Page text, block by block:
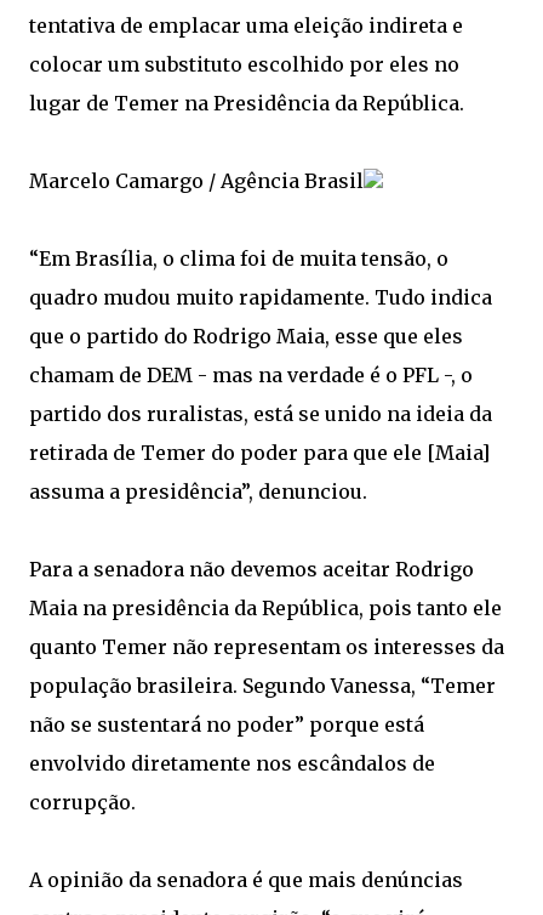
tentativa de emplacar uma eleição indireta e
colocar um substituto escolhido por eles no
lugar de Temer na Presidência da República.
Marcelo Camargo / Agência Brasil
“Em Brasília, o clima foi de muita tensão, o
quadro mudou muito rapidamente. Tudo indica
que o partido do Rodrigo Maia, esse que eles
chamam de DEM - mas na verdade é o PFL -, o
partido dos ruralistas, está se unido na ideia da
retirada de Temer do poder para que ele [Maia]
assuma a presidência”, denunciou.
Para a senadora não devemos aceitar Rodrigo
Maia na presidência da República, pois tanto ele
quanto Temer não representam os interesses da
população brasileira. Segundo Vanessa, “Temer
não se sustentará no poder” porque está
envolvido diretamente nos escândalos de
corrupção.
A opinião da senadora é que mais denúncias